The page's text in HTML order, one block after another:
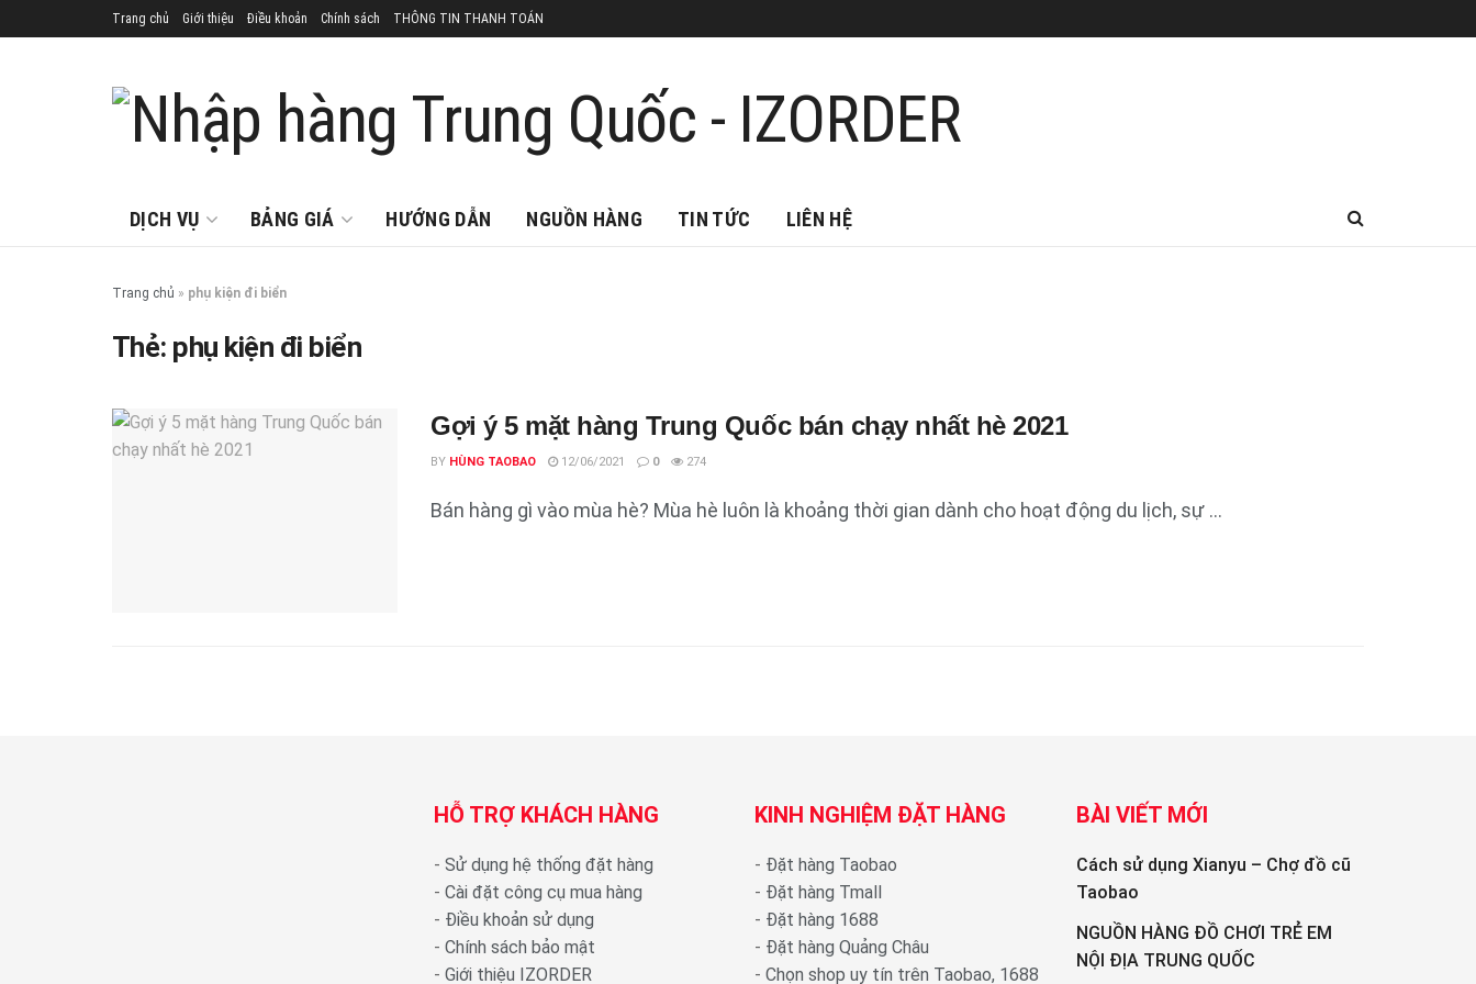
Trang chủ Giới thiệu Điều khoản Chính sách THÔNG TIN THANH TOÁN
DỊCH VỤ BẢNG GIÁ HƯỚNG DẪN NGUỒN HÀNG TIN TỨC LIÊN HỆ
Trang chủ » phụ kiện đi biển
Thẻ: phụ kiện đi biển
Gợi ý 5 mặt hàng Trung Quốc bán chạy nhất hè 2021
BY HÙNG TAOBAO 12/06/2021 0 274
Bán hàng gì vào mùa hè? Mùa hè luôn là khoảng thời gian dành cho hoạt động du lịch, sự ...
HỖ TRỢ KHÁCH HÀNG
- Sử dụng hệ thống đặt hàng
- Cài đặt công cụ mua hàng
- Điều khoản sử dụng
- Chính sách bảo mật
- Giới thiệu IZORDER
KINH NGHIỆM ĐẶT HÀNG
- Đặt hàng Taobao
- Đặt hàng Tmall
- Đặt hàng 1688
- Đặt hàng Quảng Châu
- Chọn shop uy tín trên Taobao, 1688
BÀI VIẾT MỚI
Cách sử dụng Xianyu – Chợ đồ cũ
Taobao
NGUỒN HÀNG ĐỒ CHƠI TRẺ EM
NỘI ĐỊA TRUNG QUỐC